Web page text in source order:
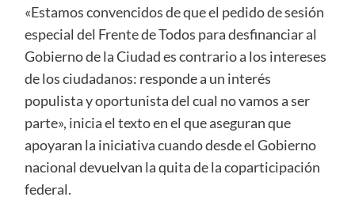
«Estamos convencidos de que el pedido de sesión
especial del Frente de Todos para desfinanciar al
Gobierno de la Ciudad es contrario a los intereses
de los ciudadanos: responde a un interés
populista y oportunista del cual no vamos a ser
parte», inicia el texto en el que aseguran que
apoyaran la iniciativa cuando desde el Gobierno
nacional devuelvan la quita de la coparticipación
federal.